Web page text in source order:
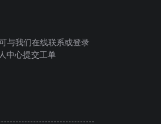
与我们在线联系或登录
中心提交工单